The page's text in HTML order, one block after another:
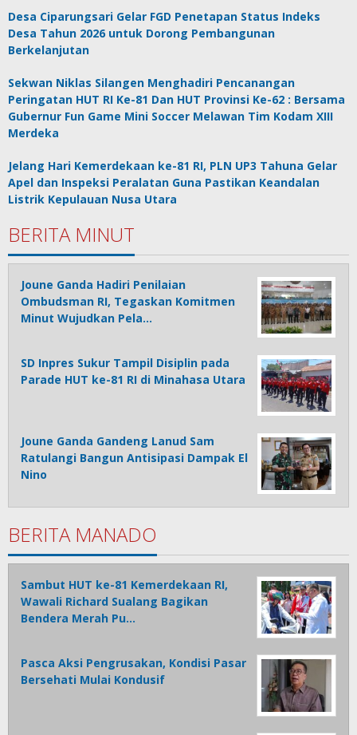
Desa Ciparungsari Gelar FGD Penetapan Status Indeks
Desa Tahun 2026 untuk Dorong Pembangunan
Berkelanjutan
Sekwan Niklas Silangen Menghadiri Pencanangan
Peringatan HUT RI Ke-81 Dan HUT Provinsi Ke-62 : Bersama
Gubernur Fun Game Mini Soccer Melawan Tim Kodam XIII
Merdeka
Jelang Hari Kemerdekaan ke-81 RI, PLN UP3 Tahuna Gelar
Apel dan Inspeksi Peralatan Guna Pastikan Keandalan
Listrik Kepulauan Nusa Utara
BERITA MINUT
Joune Ganda Hadiri Penilaian
Ombudsman RI, Tegaskan Komitmen
Minut Wujudkan Pela…
SD Inpres Sukur Tampil Disiplin pada
Parade HUT ke-81 RI di Minahasa Utara
Joune Ganda Gandeng Lanud Sam
Ratulangi Bangun Antisipasi Dampak El
Nino
BERITA MANADO
Sambut HUT ke-81 Kemerdekaan RI,
Wawali Richard Sualang Bagikan
Bendera Merah Pu…
Pasca Aksi Pengrusakan, Kondisi Pasar
Bersehati Mulai Kondusif